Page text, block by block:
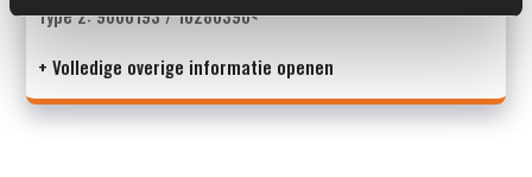
Type 2: 9600193 / 10280390<
+ Volledige overige informatie openen